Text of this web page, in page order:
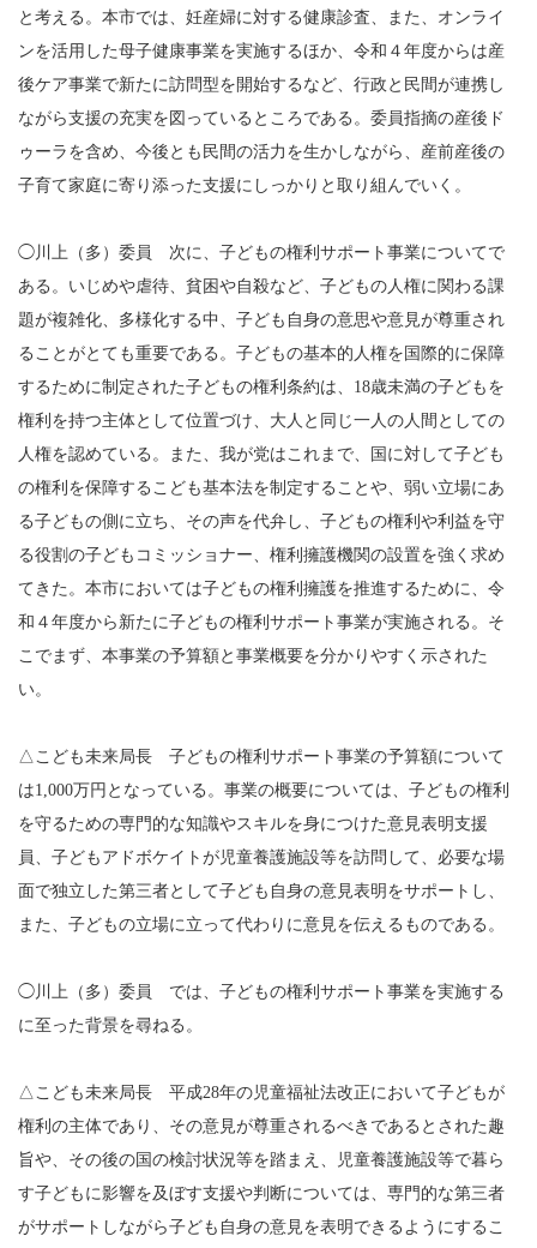
と考える。本市では、妊産婦に対する健康診査、また、オンライ
ンを活用した母子健康事業を実施するほか、令和４年度からは産
後ケア事業で新たに訪問型を開始するなど、行政と民間が連携し
ながら支援の充実を図っているところである。委員指摘の産後ド
ゥーラを含め、今後とも民間の活力を生かしながら、産前産後の
子育て家庭に寄り添った支援にしっかりと取り組んでいく。
◯川上（多）委員 次に、子どもの権利サポート事業についてで
ある。いじめや虐待、貧困や自殺など、子どもの人権に関わる課
題が複雑化、多様化する中、子ども自身の意思や意見が尊重され
ることがとても重要である。子どもの基本的人権を国際的に保障
するために制定された子どもの権利条約は、18歳未満の子どもを
権利を持つ主体として位置づけ、大人と同じ一人の人間としての
人権を認めている。また、我が党はこれまで、国に対して子ども
の権利を保障するこども基本法を制定することや、弱い立場にあ
る子どもの側に立ち、その声を代弁し、子どもの権利や利益を守
る役割の子どもコミッショナー、権利擁護機関の設置を強く求め
てきた。本市においては子どもの権利擁護を推進するために、令
和４年度から新たに子どもの権利サポート事業が実施される。そ
こでまず、本事業の予算額と事業概要を分かりやすく示された
い。
△こども未来局長 子どもの権利サポート事業の予算額について
は1,000万円となっている。事業の概要については、子どもの権利
を守るための専門的な知識やスキルを身につけた意見表明支援
員、子どもアドボケイトが児童養護施設等を訪問して、必要な場
面で独立した第三者として子ども自身の意見表明をサポートし、
また、子どもの立場に立って代わりに意見を伝えるものである。
◯川上（多）委員 では、子どもの権利サポート事業を実施する
に至った背景を尋ねる。
△こども未来局長 平成28年の児童福祉法改正において子どもが
権利の主体であり、その意見が尊重されるべきであるとされた趣
旨や、その後の国の検討状況等を踏まえ、児童養護施設等で暮ら
す子どもに影響を及ぼす支援や判断については、専門的な第三者
がサポートしながら子ども自身の意見を表明できるようにするこ